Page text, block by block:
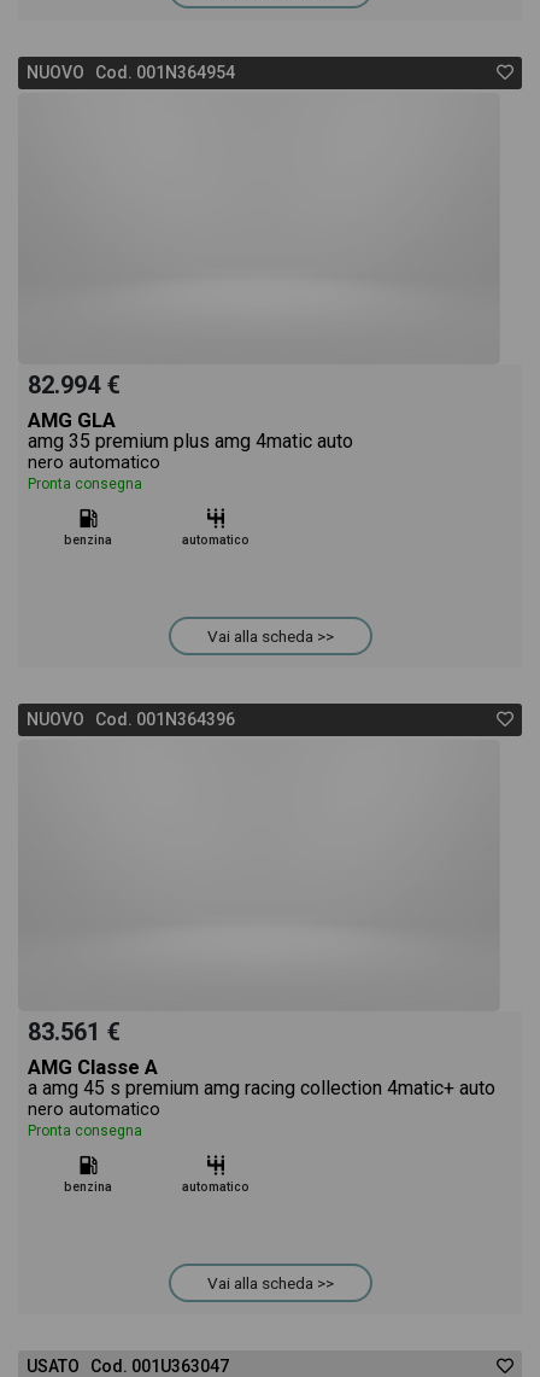
NUOVO Cod. 001N364954
82.994 €
AMG GLA
amg 35 premium plus amg 4matic auto
nero automatico
Pronta consegna
benzina automatico
Vai alla scheda >>
NUOVO Cod. 001N364396
83.561 €
AMG Classe A
a amg 45 s premium amg racing collection 4matic+ auto
nero automatico
Pronta consegna
benzina automatico
Vai alla scheda >>
USATO Cod. 001U363047